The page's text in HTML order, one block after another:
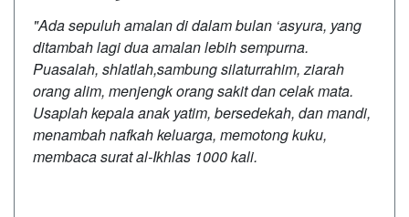
"Ada sepuluh amalan di dalam bulan ‘asyura, yang
ditambah lagi dua amalan lebih sempurna.
Puasalah, shlatlah,sambung silaturrahim, ziarah
orang alim, menjengk orang sakit dan celak mata.
Usaplah kepala anak yatim, bersedekah, dan mandi,
menambah nafkah keluarga, memotong kuku,
membaca surat al-Ikhlas 1000 kali.